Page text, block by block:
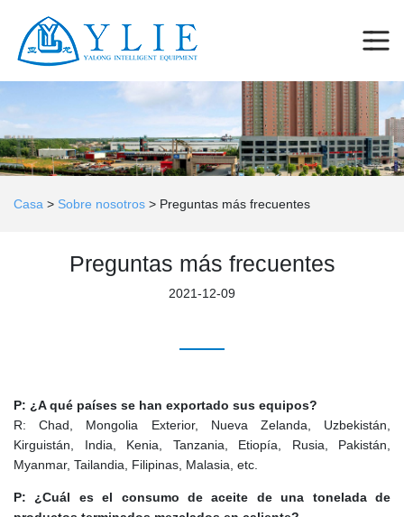
Casa > Sobre nosotros > Preguntas más frecuentes
Preguntas más frecuentes
2021-12-09
P: ¿A qué países se han exportado sus equipos?
R: Chad, Mongolia Exterior, Nueva Zelanda, Uzbekistán,
Kirguistán, India, Kenia, Tanzania, Etiopía, Rusia, Pakistán,
Myanmar, Tailandia, Filipinas, Malasia, etc.
P: ¿Cuál es el consumo de aceite de una tonelada de